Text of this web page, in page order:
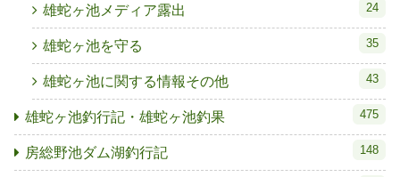
雄蛇ヶ池メディア露出 24
雄蛇ヶ池を守る 35
雄蛇ヶ池に関する情報その他 43
雄蛇ヶ池釣行記・雄蛇ヶ池釣果 475
房総野池ダム湖釣行記 148